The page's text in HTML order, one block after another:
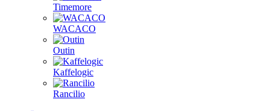
Timemore
WACACO
Outin
Kaffelogic
Rancilio